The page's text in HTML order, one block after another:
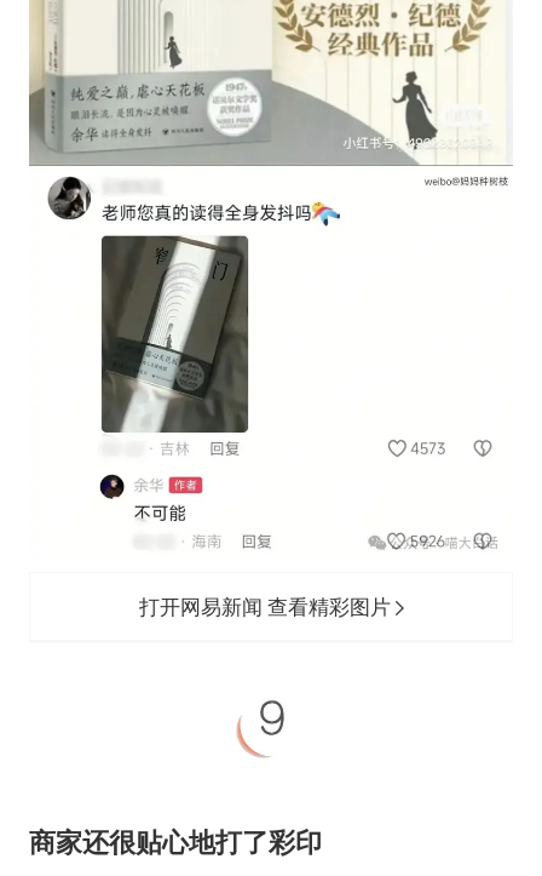
打开网易新闻 查看精彩图片
商家还很贴心地打了彩印